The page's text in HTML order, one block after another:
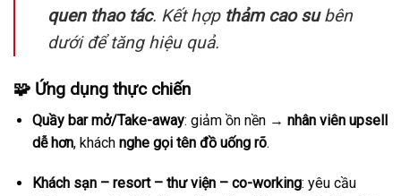
quen thao tác. Kết hợp thảm cao subên
dưới để tăng hiệu quả.
🧩 Ứng dụng thực chiến
Quầy bar mở/Take-away: giảm ồn nền → nhân viên upsell
dễ hơn, khách nghe gọi tên đồ uống rõ.
Khách sạn – resort – thư viện – co-working: yêu cầu